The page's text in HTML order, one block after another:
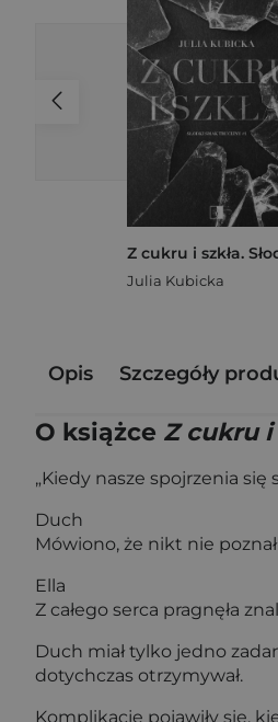
Julia Kubicka
Opis Szczegóły
O książce Z cukru i
„Kiedy nasze spojrzenia się
Duch
Mówiono, że nikt nie
Ella
Z całego serca pragnęła
Duch miał tylko jedno
dotychczas otrzymywał.
Komplikacje pojawiły się,